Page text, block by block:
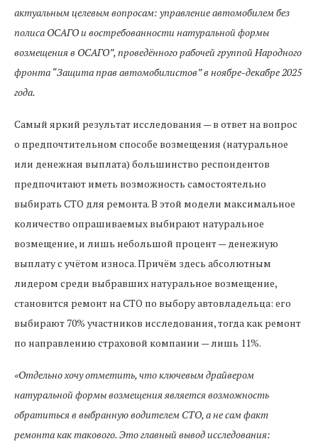
актуальным целевым вопросам: управление автомобилем без
полиса ОСАГО и востребованности натуральной формы
возмещения в ОСАГО”, проведённого рабочей группой Народного
фронта “Защита прав автомобилистов” в ноябре-декабре 2025
года.
Самый яркий результат исследования — в ответ на вопрос
о предпочтительном способе возмещения (натуральное
или денежная выплата) большинство респондентов
предпочитают иметь возможность самостоятельно
выбирать СТО для ремонта. В этой модели максимальное
количество опрашиваемых выбирают натуральное
возмещение, и лишь небольшой процент — денежную
выплату с учётом износа. Причём здесь абсолютным
лидером среди выбравших натуральное возмещение,
становится ремонт на СТО по выбору автовладельца: его
выбирают 70% участников исследования, тогда как ремонт
по направлению страховой компании — лишь 11%.
«Отдельно хочу отметить, что ключевым драйвером
натуральной формы возмещения является возможность
обратиться в выбранную водителем СТО, а не сам факт
ремонта как такового. Это главный вывод исследования: